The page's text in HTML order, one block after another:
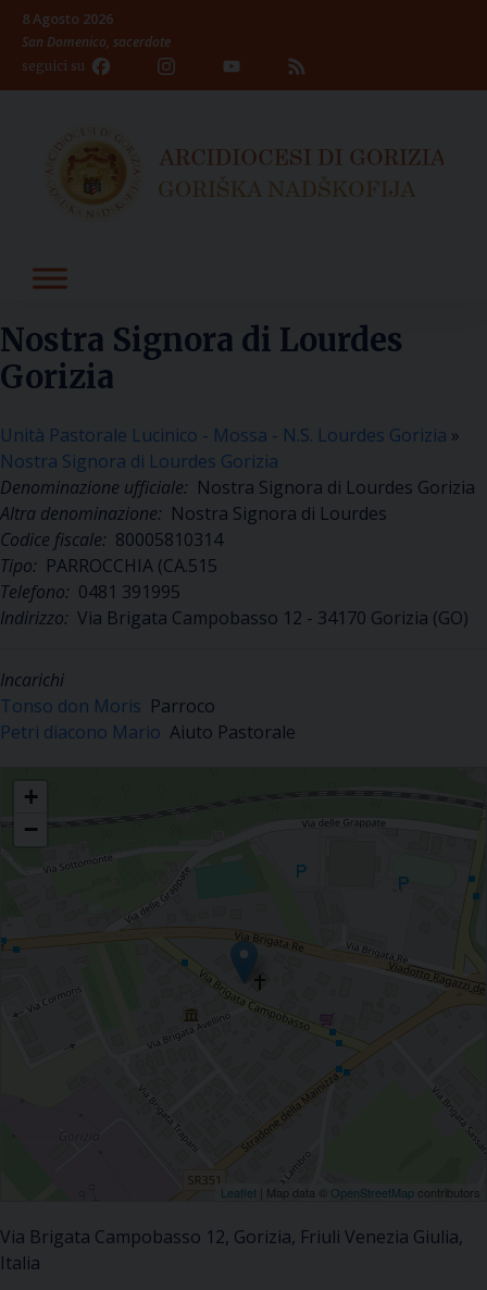
Skip
content
8 Agosto 2026
San Domenico, sacerdote
seguici su Facebook InstagramYouTube
Channel
Nostra Signora di Lourdes
Gorizia
Unità Pastorale Lucinico - Mossa - N.S. Lourdes Gorizia »
Nostra Signora di Lourdes Gorizia
Denominazione ufficiale: Nostra Signora di Lourdes Gorizia
Altra denominazione: Nostra Signora di Lourdes
Codice fiscale: 80005810314
Tipo: PARROCCHIA (CA.515
Telefono: 0481 391995
Indirizzo: Via Brigata Campobasso 12 - 34170 Gorizia (GO)
Incarichi
Tonso don Moris Parroco
Petri diacono Mario Aiuto Pastorale
+
−
Leaflet | Map data © OpenStreetMap contributors
Via Brigata Campobasso 12, Gorizia, Friuli Venezia Giulia,
Italia